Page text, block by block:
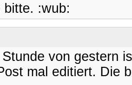
:wub:
von gestern
mal editiert. Die